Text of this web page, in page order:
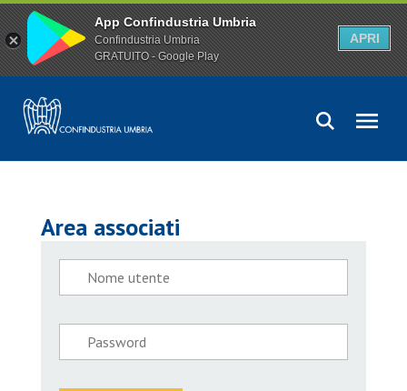
Area associati
App Confindustria Umbria
Confindustria Umbria
GRATUITO - Google Play
APRI